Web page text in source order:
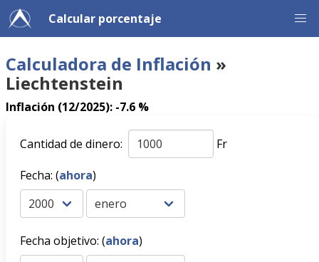
Calcular porcentaje
Calculadora de Inflación »
Liechtenstein
Inflación (12/2025): -7.6 %
Cantidad de dinero:
Fr
Fecha: (ahora)
Fecha objetivo: (ahora)